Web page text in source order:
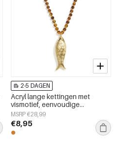
2-5 DAGEN
Acryl lange kettingen met
vismotief, eenvoudige
dagelijkse sieraden uit de
Simple Series voor dames.
MSRP €28,99
€8,95